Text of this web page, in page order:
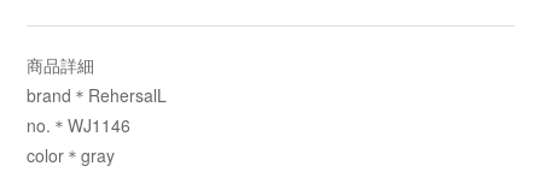
商品詳細
brand＊RehersalL
no.＊WJ1146
color＊gray